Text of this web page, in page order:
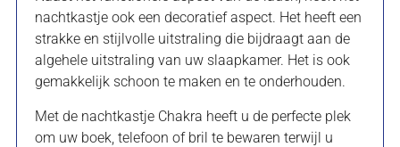
nachtkastje ook een decoratief aspect. Het heeft een
strakke en stijlvolle uitstraling die bijdraagt aan de
algehele uitstraling van uw slaapkamer. Het is ook
gemakkelijk schoon te maken en te onderhouden.
Met de nachtkastje Chakra heeft u de perfecte plek
om uw boek, telefoon of bril te bewaren terwijl u